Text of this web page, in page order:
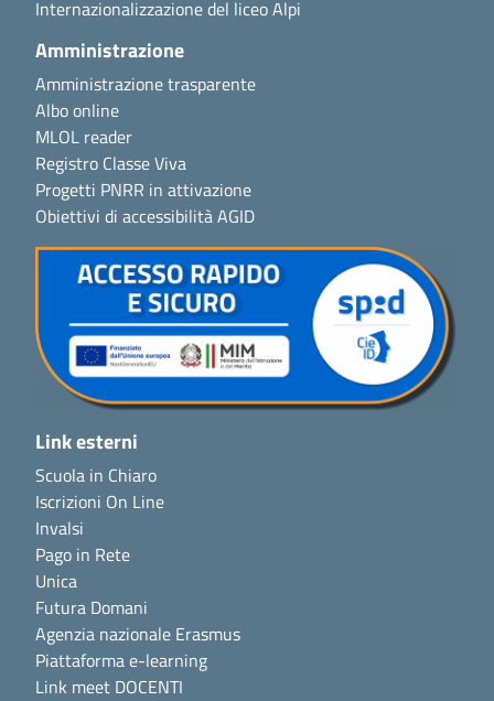
Internazionalizzazione del liceo Alpi
Amministrazione
Amministrazione trasparente
Albo online
MLOL reader
Registro Classe Viva
Progetti PNRR in attivazione
Obiettivi di accessibilità AGID
Link esterni
Scuola in Chiaro
Iscrizioni On Line
Invalsi
Pago in Rete
Unica
Futura Domani
Agenzia nazionale Erasmus
Piattaforma e-learning
Link meet DOCENTI